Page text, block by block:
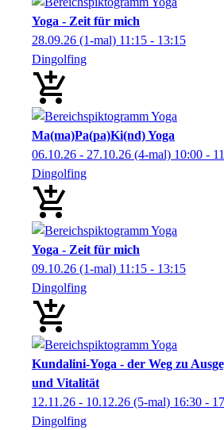
Yoga - Zeit für mich
28.09.26 (1-mal) 11:15 - 13:15
Dingolfing
Ma(ma)Pa(pa)Ki(nd) Yoga
06.10.26 - 27.10.26 (4-mal) 10:00 -
Dingolfing
Yoga - Zeit für mich
09.10.26 (1-mal) 11:15 - 13:15
Dingolfing
Kundalini-Yoga - der Weg zu
und Vitalität
12.11.26 - 10.12.26 (5-mal) 16:30 -
Dingolfing